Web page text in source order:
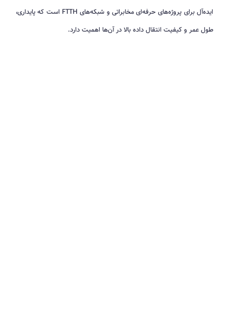
ایده‌آل برای پروژه‌های حرفه‌ای مخابراتی و شبکه‌های FTTH است که پایداری،
طول عمر و کیفیت انتقال داده بالا در آن‌ها اهمیت دارد.